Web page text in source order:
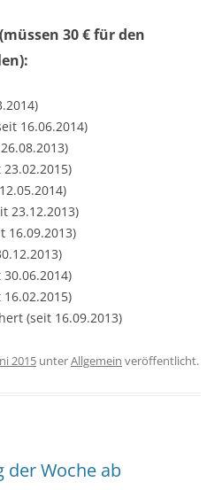
30 € für den
16.06.2014)
23.12.2013)
16.09.2013)
(seit 16.09.2013)
2015 unterAllgemein veröffentlicht.
der Woche ab